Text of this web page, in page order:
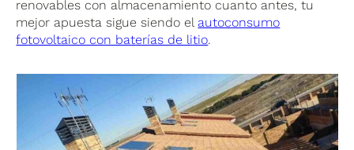
renovables con almacenamiento cuanto antes, tu
mejor apuesta sigue siendo el autoconsumo
fotovoltaico con baterías de litio.